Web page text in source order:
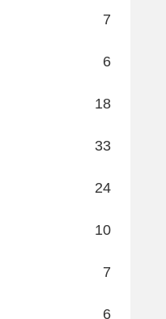
7
6
18
33
24
10
7
6